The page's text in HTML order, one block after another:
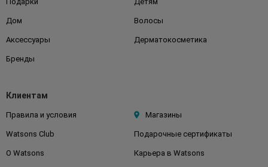
Дом Волосы
Аксессуары Дерматокосметика
Бренды
Клиентам
Правила и условия Магазины
Watsons Club Подарочные сертификаты
О Watsons Карьера в Watsons